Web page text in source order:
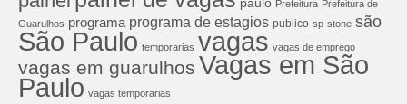
paulo Prefeitura Prefeitura de
Guarulhos programa programa de estagios publico sp stone são
São Paulo temporarias vagas vagas de emprego
vagas em guarulhos Vagas em São
Paulo vagas temporarias